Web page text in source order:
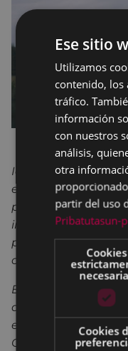
Idoia Asurmendi
estado rodeada de
pequeña empezó a
instrumentos de su
poeta Maria Oses,
composiciones.
En 2021 graba su
durante el verano
emblemáticos
Chillida Leku,
Ese sitio
Utilizamos
contenido, los
tráfico.
información
con nuestros
análisis,
otra
partir del uso
Pribatutasun-
Cookies
Cookies